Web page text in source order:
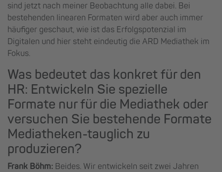
sind jetzt nach meiner Beobachtung alle dabei. Bei
bestehenden linearen Formaten wird aber auch immer
häufiger geschaut, wie ist das Erfolgspotenzial im
Digitalen und hier steht eindeutig die ARD Mediathek im
Fokus.
Was bedeutet das konkret für den
HR: Entwickeln Sie spezielle
Formate nur für die Mediathek oder
versuchen Sie bestehende Formate
Mediatheken-tauglich zu
produzieren?
Frank Böhm: Beides. Wir entwickeln seit zwei Jahren